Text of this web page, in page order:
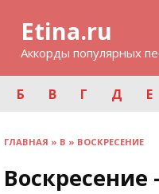
Etina.ru
Аккорды популярных
Б В Г Д Е
ГЛАВНАЯ » В » ВОСКРЕСЕНИЕ
Воскресение